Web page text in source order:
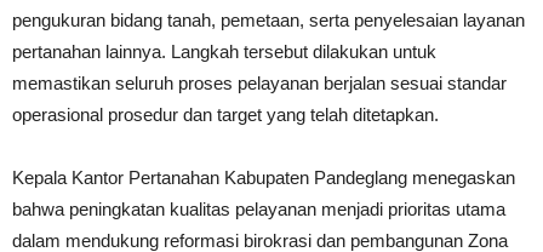
pengukuran bidang tanah, pemetaan, serta penyelesaian layanan
pertanahan lainnya. Langkah tersebut dilakukan untuk
memastikan seluruh proses pelayanan berjalan sesuai standar
operasional prosedur dan target yang telah ditetapkan.
Kepala Kantor Pertanahan Kabupaten Pandeglang menegaskan
bahwa peningkatan kualitas pelayanan menjadi prioritas utama
dalam mendukung reformasi birokrasi dan pembangunan Zona